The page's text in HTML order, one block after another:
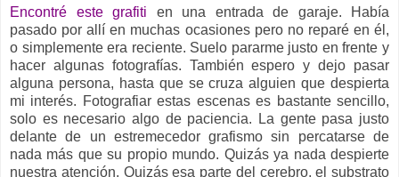
Encontré este grafiti en una entrada de garaje. Había
pasado por allí en muchas ocasiones pero no reparé en él,
o simplemente era reciente. Suelo pararme justo en frente y
hacer algunas fotografías. También espero y dejo pasar
alguna persona, hasta que se cruza alguien que despierta
mi interés. Fotografiar estas escenas es bastante sencillo,
solo es necesario algo de paciencia. La gente pasa justo
delante de un estremecedor grafismo sin percatarse de
nada más que su propio mundo. Quizás ya nada despierte
nuestra atención. Quizás esa parte del cerebro, el substrato